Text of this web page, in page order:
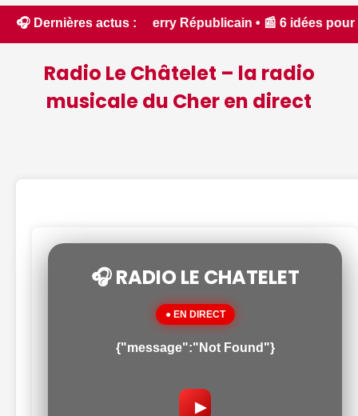
🎧 Dernières actus :
Républicain • 📰 6 idées pour ne rien
Radio Le Châtelet – la radio
musicale du Cher en direct
🎧 RADIO LE CHATELET
● EN DIRECT
{"message":"Not Found"}
▶